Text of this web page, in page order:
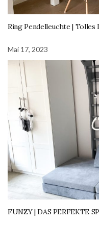
Ring Pendelleuchte |
Mai 17, 2023
FUNZY | DAS PERFEKTE